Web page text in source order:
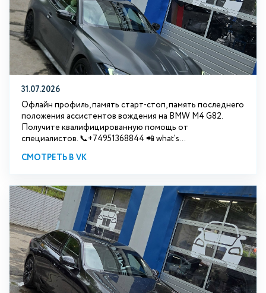
31.07.2026
Офлайн профиль, память старт-стоп, память последнего
положения ассистентов вождения на BMW М4 G82.
Получите квалифицированную помощь от
специалистов. 📞+74951368844 📲 what's...
СМОТРЕТЬ В VK